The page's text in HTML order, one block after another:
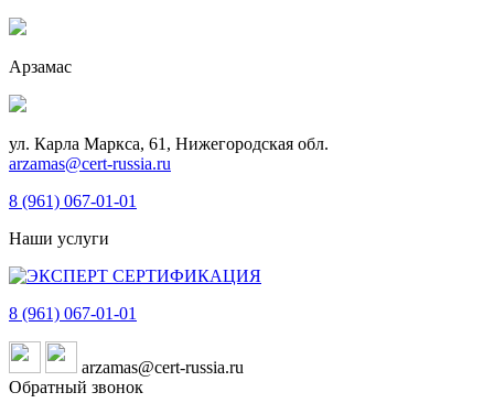
Арзамас
ул. Карла Маркса, 61, Нижегородская обл.
arzamas@cert-russia.ru
8 (961) 067-01-01
Наши услуги
8 (961) 067-01-01
arzamas@cert-russia.ru
Обратный звонок